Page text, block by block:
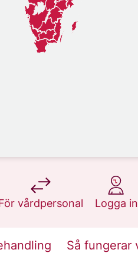
vårdpersonal
på 1177.se
Logga in
på 1177.se
Så fungerar